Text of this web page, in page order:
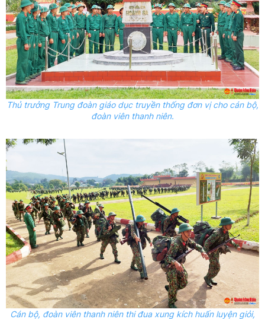
Thủ trưởng Trung đoàn giáo dục truyền thống đơn vị cho cán bộ,
đoàn viên thanh niên.
Cán bộ, đoàn viên thanh niên thi đua xung kích huấn luyện giỏi,